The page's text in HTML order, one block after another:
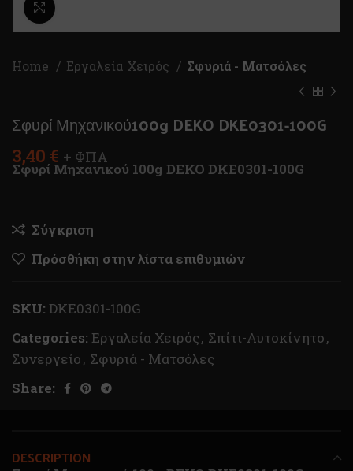
Home Εργαλεία Χειρός Σφυριά - Ματσόλες
Σφυρί Μηχανικού100g DEKO DKE0301-100G
3,40 € + ΦΠΑ
Σφυρί Μηχανικού 100g DEKO DKE0301-100G
Σύγκριση
Πρόσθήκη στην λίστα επιθυμιών
SKU: DKE0301-100G
Categories: Εργαλεία Χειρός, Σπίτι-Αυτοκίνητο,
Συνεργείο, Σφυριά - Ματσόλες
Share:
DESCRIPTION